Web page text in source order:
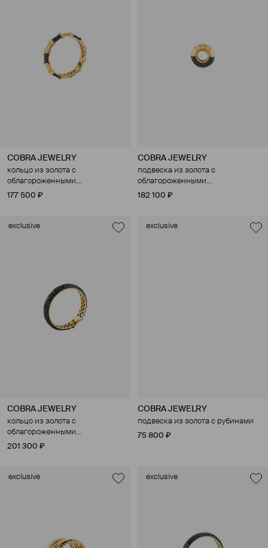
COBRA JEWELRY
кольцо из золота с
облагороженными
бриллиантами
177 500 ₽
COBRA JEWELRY
подвеска из золота с
облагороженными
бриллиантами
182 100 ₽
exclusive
COBRA JEWELRY
кольцо из золота с
облагороженными
бриллиантами
201 300 ₽
exclusive
COBRA JEWELRY
подвеска из золота с рубинами
75 800 ₽
exclusive exclusive